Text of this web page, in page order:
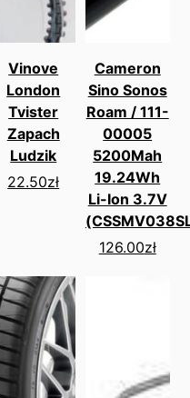
Vinove
London
Tvister
Zapach
Ludzik
22.50zł
Cameron
Sino Sonos
Roam / 111-
00005
5200Mah
19.24Wh
Li-Ion 3.7V
126.00zł